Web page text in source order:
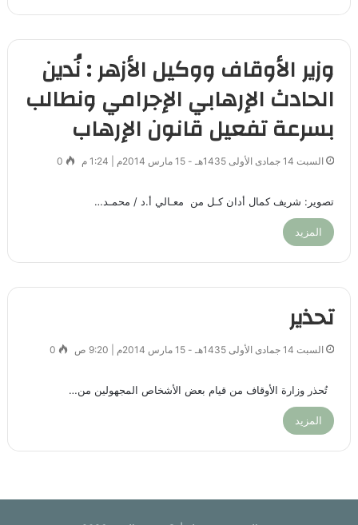
وزير الأوقاف ووكيل الأزهر : نُدين
الحادث الإرهابي الإجرامي ونطالب
بسرعة تفعيل قانون الإرهاب
السبت 14 جمادى الأولى 1435هـ - 15 مارس 2014م | 1:24 م 0
تصوير: شريف كمال أدان كـل من معـالي أ.د / محمـد…
المزيد
تحذير
السبت 14 جمادى الأولى 1435هـ - 15 مارس 2014م | 9:20 ص 0
تُحذر وزارة الأوقاف من قيام بعض الأشخاص المجهولين من…
المزيد